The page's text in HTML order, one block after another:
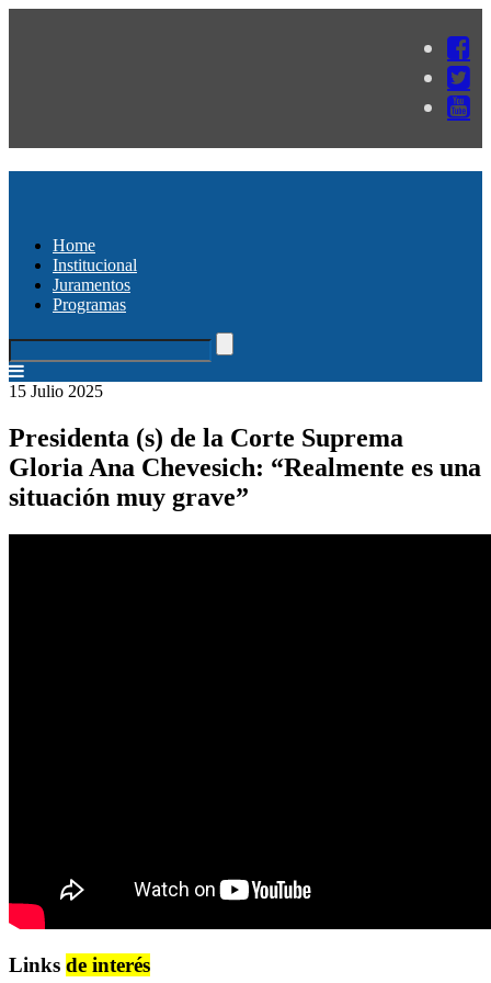
Home
Institucional
Juramentos
Programas
15 Julio 2025
Presidenta (s) de la Corte Suprema
Gloria Ana Chevesich: “Realmente es una
situación muy grave”
Links de interés